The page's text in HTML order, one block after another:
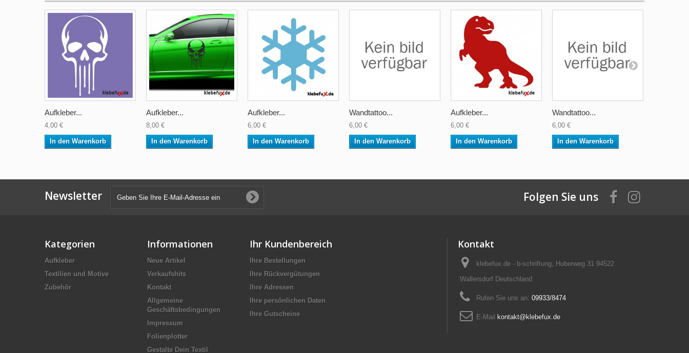
Aufkleber...
4,00 €
In den Warenkorb
Aufkleber...
8,00 €
In den Warenkorb
Aufkleber...
6,00 €
In den Warenkorb
Wandtattoo...
6,00 €
In den Warenkorb
Aufkleber...
6,00 €
In den Warenkorb
Wandtattoo...
6,00 €
In den Warenkorb
Newsletter Folgen Sie uns
Kategorien
Aufkleber
Textilien und Motive
Zubehör
Informationen
Neue Artikel
Verkaufshits
Kontakt
Allgemeine
Geschäftsbedingungen
Impressum
Folienplotter
Gestalte Dein Textil
Ihr Kundenbereich
Ihre Bestellungen
Ihre Rückvergütungen
Ihre Adressen
Ihre persönlichen Daten
Ihre Gutscheine
Kontakt
klebefux.de - b-schriftung, Huberweg 31 94522
Wallersdorf Deutschland
Rufen Sie uns an: 09933/8474
E-Mail kontakt@klebefux.de